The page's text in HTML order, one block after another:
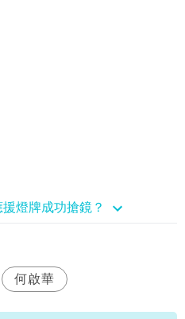
燈牌成功搶鏡？
何啟華